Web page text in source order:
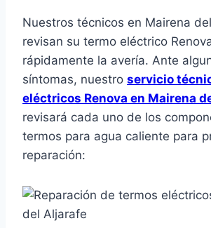
Nuestros técnicos en Mairena
revisan su termo eléctrico
rápidamente la avería. Ante
síntomas, nuestro servicio
eléctricos Renova en Mairena
revisará cada uno de los
termos para agua caliente para
reparación: